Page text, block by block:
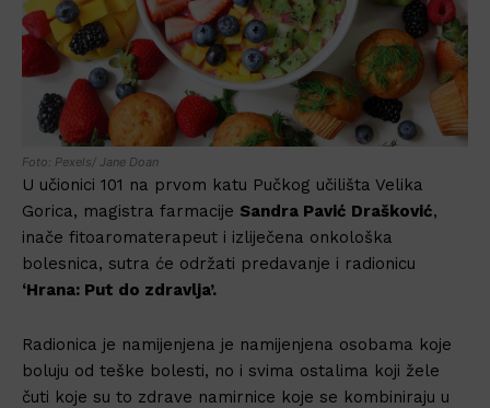
Foto: Pexels/ Jane Doan
U učionici 101 na prvom katu Pučkog učilišta Velika
Gorica, magistra farmacije Sandra Pavić Drašković,
inače fitoaromaterapeut i izliječena onkološka
bolesnica, sutra će održati predavanje i radionicu
‘Hrana: Put do zdravlja’.
Radionica je namijenjena je namijenjena osobama koje
boluju od teške bolesti, no i svima ostalima koji žele
čuti koje su to zdrave namirnice koje se kombiniraju u